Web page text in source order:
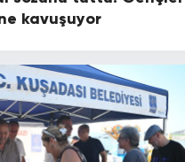
kavuşuyor